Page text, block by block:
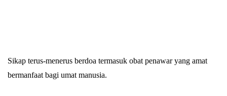
Sikap terus-menerus berdoa termasuk obat penawar yang amat
bermanfaat bagi umat manusia.